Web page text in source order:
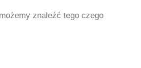
znaleźć tego czego